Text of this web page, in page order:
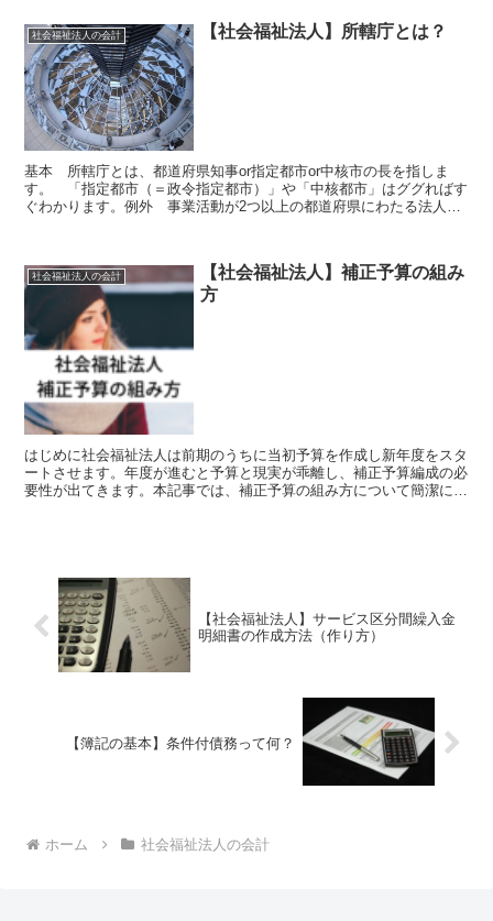
社会福祉法人の会計 【社会福祉法人】所轄庁とは？
基本 所轄庁とは、都道府県知事or指定都市or中核市の長を指しま
す。 「指定都市（＝政令指定都市）」や「中核都市」はググればす
ぐわかります。例外 事業活動が2つ以上の都道府県にわたる法人
社会福祉法人の会計
【社会福祉法人】補正予算の組み
方
はじめに社会福祉法人は前期のうちに当初予算を作成し新年度をスタ
ートさせます。年度が進むと予算と現実が乖離し、補正予算編成の必
要性が出てきます。本記事では、補正予算の組み方について簡潔にま
【社会福祉法人】サービス区分間繰入金
明細書の作成方法（作り方）
【簿記の基本】条件付債務って何？
ホーム 社会福祉法人の会計